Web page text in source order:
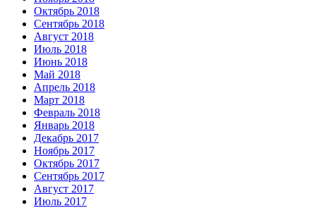
Октябрь 2018
Сентябрь 2018
Август 2018
Июль 2018
Июнь 2018
Май 2018
Апрель 2018
Март 2018
Февраль 2018
Январь 2018
Декабрь 2017
Ноябрь 2017
Октябрь 2017
Сентябрь 2017
Август 2017
Июль 2017